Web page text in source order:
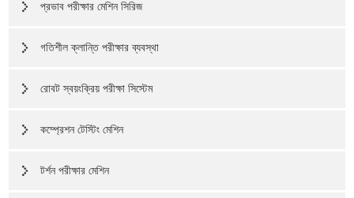
প্রভাব পরীক্ষার মেশিন সিরিজ
গতিশীল ক্লান্তি পরীক্ষার ব্যবস্থা
রোবট স্বয়ংক্রিয় পরীক্ষা সিস্টেম
কম্প্রেশন টেস্টিং মেশিন
টর্শন পরীক্ষার মেশিন